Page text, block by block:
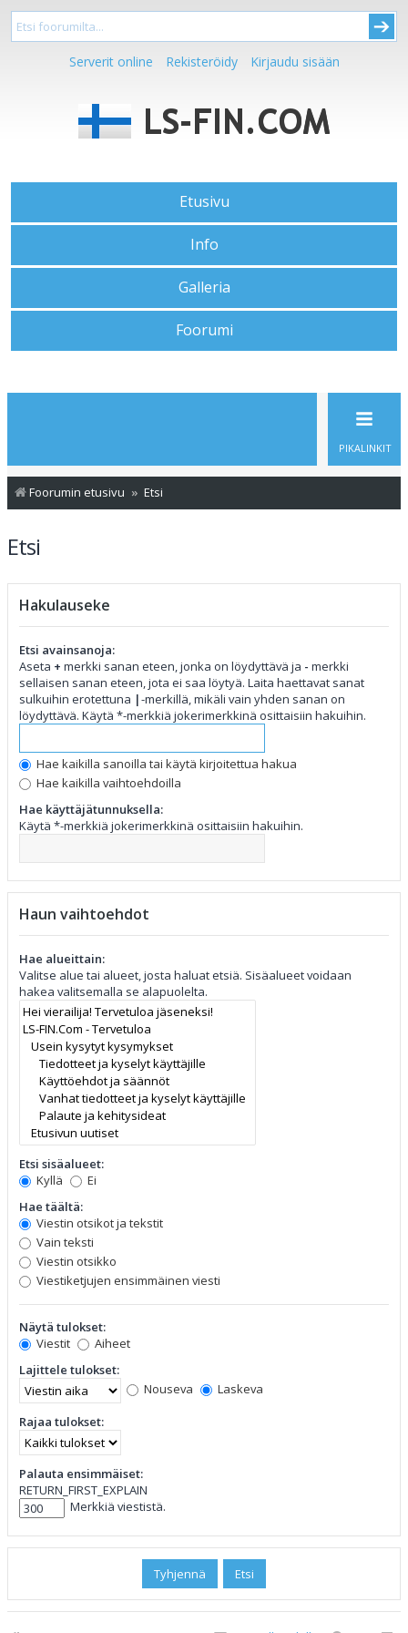
Serverit online Rekisteröidy Kirjaudu sisään
Etusivu
Info
Galleria
Foorumi
PIKALINKIT
Foorumin etusivu Etsi
Etsi
Hakulauseke
Etsi avainsanoja:
Aseta + merkki sanan eteen, jonka on löydyttävä ja - merkki
sellaisen sanan eteen, jota ei saa löytyä. Laita haettavat sanat
sulkuihin erotettuna |-merkillä, mikäli vain yhden sanan on
löydyttävä. Käytä *-merkkiä jokerimerkkinä osittaisiin hakuihin.
Hae kaikilla sanoilla tai käytä kirjoitettua hakua
Hae kaikilla vaihtoehdoilla
Hae käyttäjätunnuksella:
Käytä *-merkkiä jokerimerkkinä osittaisiin hakuihin.
Haun vaihtoehdot
Hae alueittain:
Valitse alue tai alueet, josta haluat etsiä. Sisäalueet voidaan
hakea valitsemalla se alapuolelta.
Etsi sisäalueet:
Kyllä
Ei
Hae täältä:
Viestin otsikot ja tekstit
Vain teksti
Viestin otsikko
Viestiketjujen ensimmäinen viesti
Näytä tulokset:
Viestit
Aiheet
Lajittele tulokset:
Nouseva
Laskeva
Rajaa tulokset:
Palauta ensimmäiset:
RETURN_FIRST_EXPLAIN
Merkkiä viestistä.